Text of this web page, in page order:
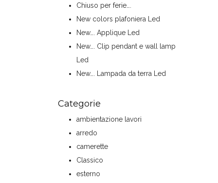
Chiuso per ferie….
New colors plafoniera Led
New…. Applique Led
New…. Clip pendant e wall lamp
Led
New…. Lampada da terra Led
Categorie
ambientazione lavori
arredo
camerette
Classico
esterno